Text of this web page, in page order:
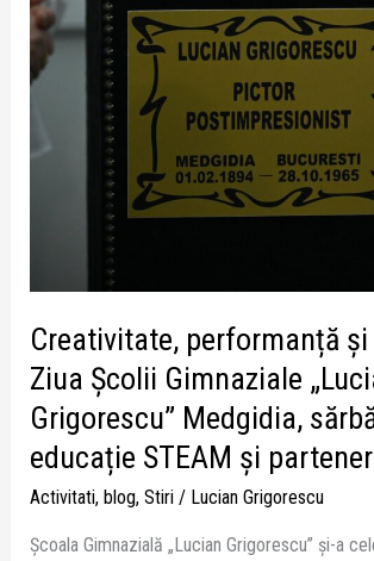
Creativitate, performanță
Ziua Școlii Gimnaziale
Grigorescu” Medgidia,
educație STEAM și
Activitati, blog, Stiri/ Lucian Grigorescu
Școala Gimnazială „Lucian Grigorescu” și-a
STEAM
și
parteneriate